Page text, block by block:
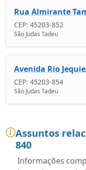
Rua Almirante
CEP: 45203-852
São Judas Tadeu
Avenida Rio
CEP: 45203-854
São Judas Tadeu
Assuntos
840
Informações